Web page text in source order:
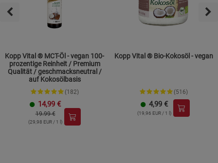
Kopp Vital ® MCT-Öl - vegan 100-
prozentige Reinheit / Premium
Qualität / geschmacksneutral /
auf Kokosölbasis
(182)
14,99 €
19.99 €
(29,98 EUR / 1 l)
Kopp Vital ® Bio-Kokosöl - vegan
(516)
4,99 €
(19,96 EUR / 1 l)
anzeigen
Beschreibung Marketing Cookies
Cookie-Informationen
Datenschutzerklärung Impressum